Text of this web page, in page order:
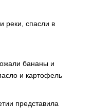
реки, спасли в
бананы и
и картофель
представила